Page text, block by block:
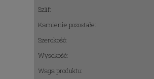
Szlif:
Kamienie pozostałe:
Szerokość:
Wysokość:
Waga produktu: